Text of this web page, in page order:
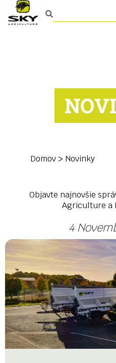
Domov > Novinky
Objavte najnovšie
Agriculture a
4